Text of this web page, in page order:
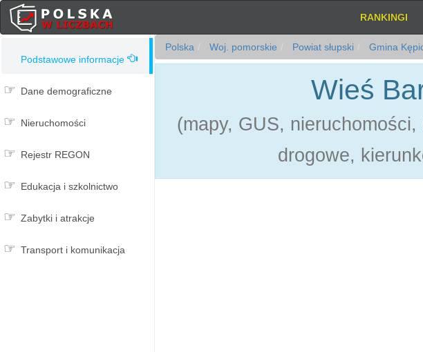
RANKINGI
Podstawowe informacje
Dane demograficzne
Nieruchomości
Rejestr REGON
Edukacja i szkolnictwo
Zabytki i atrakcje
Transport i komunikacja
Polska Woj. pomorskie Powiat słupski Gmina
Wieś
(mapy, GUS,
drogowe,